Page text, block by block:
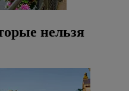
нельзя